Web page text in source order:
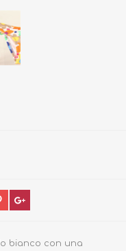
bianco con una